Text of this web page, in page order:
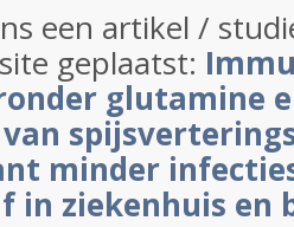
een artikel /
geplaatst:
glutamine
minder
in ziekenhuis en